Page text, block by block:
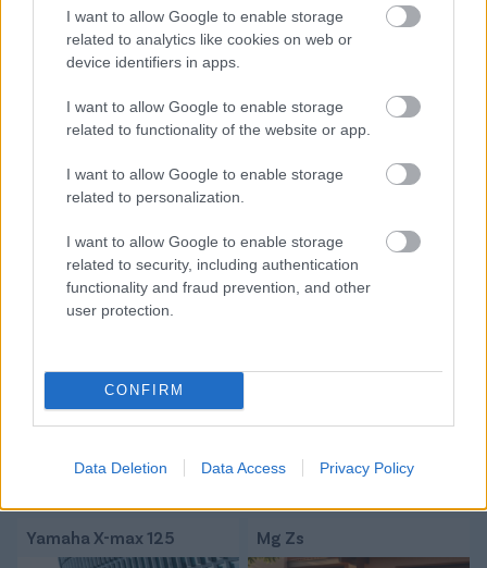
I want to allow Google to enable storage
related to analytics like cookies on web or
device identifiers in apps.
I want to allow Google to enable storage
related to functionality of the website or app.
I want to allow Google to enable storage
related to personalization.
I want to allow Google to enable storage
related to security, including authentication
functionality and fraud prevention, and other
user protection.
CONFIRM
Data Deletion Data Access Privacy Policy
Kupa-mérkőzések.
Itt állíthatod be, hogy a Csakfoci az elsők
között legyen a Google-találatokban
Tetszett a cikk? Megosztanád?
Link másolása
Yamaha X-max 125 Mg Zs